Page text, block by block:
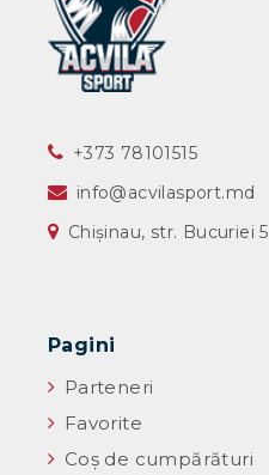
‎+373 78101515
info@acvilasport.md
Chișinau, str. Bucuriei 5
Pagini
Parteneri
Favorite
Coș de cumpărături